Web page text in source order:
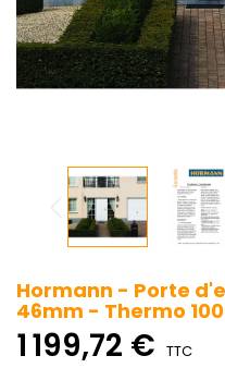
Hormann - Porte
46mm - Thermo 100
1 199,72 € TTC